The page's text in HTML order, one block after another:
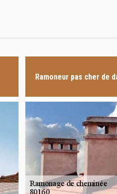
Ramoneur pas cher de